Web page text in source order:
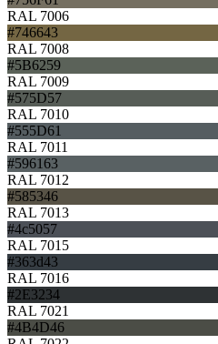
RAL 7006
#746643
RAL 7008
#5B6259
RAL 7009
#575D57
RAL 7010
#555D61
RAL 7011
#596163
RAL 7012
#585346
RAL 7013
#4c5057
RAL 7015
#363d43
RAL 7016
#2E3234
RAL 7021
#4B4D46